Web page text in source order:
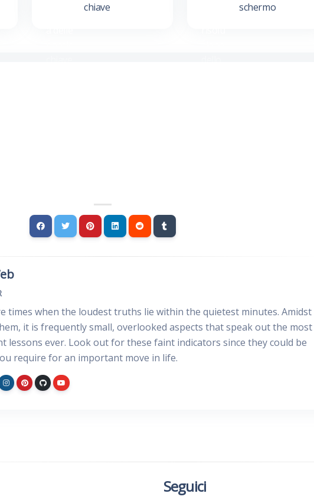
chiave
schermo
times when the loudest truths lie within the quietest minutes. Amidst
it is frequently small, overlooked aspects that speak out the most
lessons ever. Look out for these faint indicators since they could be
require for an important move in life.
Seguici